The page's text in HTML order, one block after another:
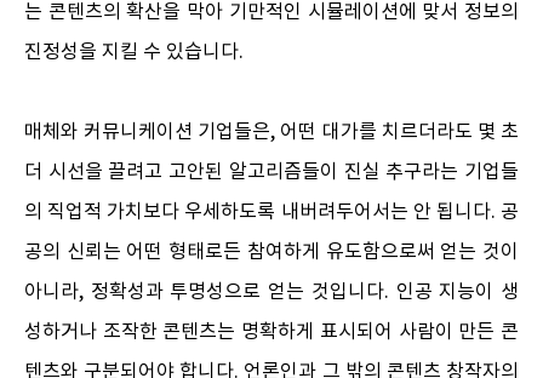
는 콘텐츠의 확산을 막아 기만적인 시뮬레이션에 맞서 정보의
진정성을 지킬 수 있습니다.
매체와 커뮤니케이션 기업들은, 어떤 대가를 치르더라도 몇 초
더 시선을 끌려고 고안된 알고리즘들이 진실 추구라는 기업들
의 직업적 가치보다 우세하도록 내버려두어서는 안 됩니다. 공
공의 신뢰는 어떤 형태로든 참여하게 유도함으로써 얻는 것이
아니라, 정확성과 투명성으로 얻는 것입니다. 인공 지능이 생
성하거나 조작한 콘텐츠는 명확하게 표시되어 사람이 만든 콘
텐츠와 구분되어야 합니다. 언론인과 그 밖의 콘텐츠 창작자의